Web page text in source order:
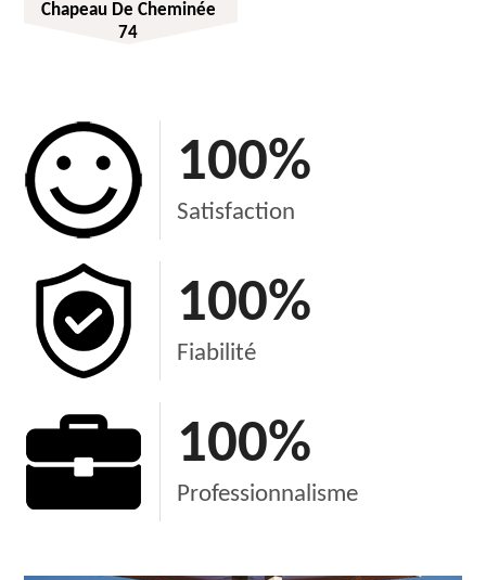
Chapeau De Cheminée
74
100%
Satisfaction
100%
Fiabilité
100%
Professionnalisme